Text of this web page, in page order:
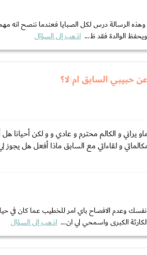
الرسالة درس لكل الصبايا فعندما ننصح انه
الوالدة فقد ظ... اذهب إلى السؤال
حبيبي السابق ام لا؟
يراني و الكالم محترم و عادي و و لكن
و لقاءاتي مع السابق ماذا أفعل هل يجوز
نفسك وعدم الافصاح باي امر للخطيب عما كان في
الكبرى واسمحي لي ان... اذهب إلى السؤال